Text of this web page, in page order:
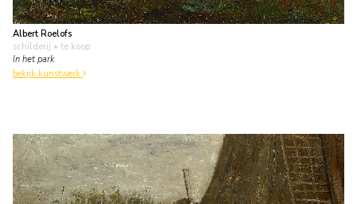
Albert Roelofs
schilderij • te koop
In het park
bekijk kunstwerk